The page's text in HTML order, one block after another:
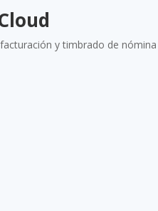
y timbrado de